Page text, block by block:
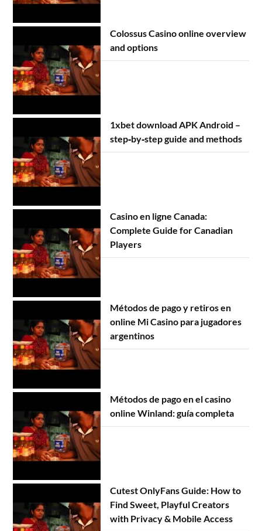
Colossus Casino online overview
and options
1xbet download APK Android –
step‑by‑step guide and methods
Casino en ligne Canada:
Complete Guide for Canadian
Players
Métodos de pago y retiros en
online Mi Casino para jugadores
argentinos
Métodos de pago en el casino
online Winland: guía completa
Cutest OnlyFans Guide: How to
Find Sweet, Playful Creators
with Privacy & Mobile Access